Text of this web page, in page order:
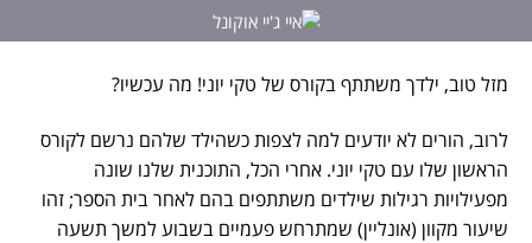
מזל טוב, ילדך משתתף בקורס של טקי יוני! מה עכשיו?
לרוב, הורים לא יודעים למה לצפות כשהילד שלהם נרשם לקורס
הראשון שלו עם טקי יוני. אחרי הכל, התוכנית שלנו שונה
מפעילויות רגילות שילדים משתתפים בהם לאחר בית הספר; זהו
שיעור מקוון (אונליין) שמתרחש פעמיים בשבוע למשך תשעה